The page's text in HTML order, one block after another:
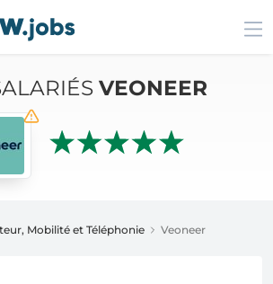
VEONEER
Mobilité et Téléphonie Veoneer